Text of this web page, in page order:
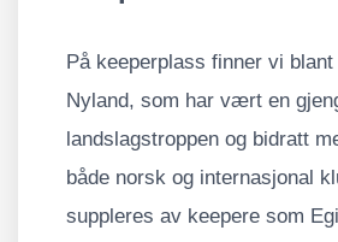
På keeperplass finner vi
Nyland, som har vært en
landslagstroppen og bidratt
både norsk og internasjonal
suppleres av keepere som